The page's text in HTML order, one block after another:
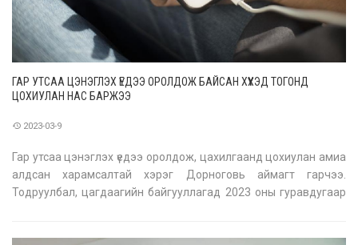
ГАР УТСАА ЦЭНЭГЛЭХ ҮЕДЭЭ ОРОЛДОЖ БАЙСАН ХҮҮХЭД ТОГОНД
ЦОХИУЛАН НАС БАРЖЭЭ
2023-03-9
Гар утсаа цэнэглэх үедээ оролдож, цахилгаанд цохиулан амиа
алдсан харамсалтай хэрэг Дорноговь аймагт гарчээ.
Тодруулбал, цагдаагийн байгууллагад 2023 оны гуравдугаар